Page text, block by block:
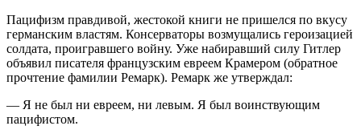
Пацифизм правдивой, жестокой книги не пришелся по вкусу
германским властям. Консерваторы возмущались героизацией
солдата, проигравшего войну. Уже набиравший силу Гитлер
объявил писателя французским евреем Крамером (обратное
прочтение фамилии Ремарк). Ремарк же утверждал:
— Я не был ни евреем, ни левым. Я был воинствующим
пацифистом.